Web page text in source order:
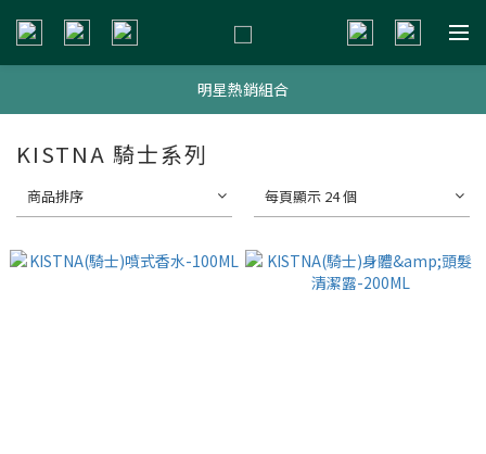
新會員贈$200購物金
新會員贈$200購物金
明星熱銷組合
KISTNA 騎士系列
商品排序 每頁顯示 24 個